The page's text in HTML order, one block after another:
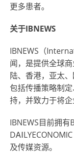
更多患者。
关于IBNEWS
IBNEWS（
闻，是提供全球
陆、香港，亚太
包括传播策略制
持，并致力于将企
IBNEWS目前拥有
DAI
及传媒资源。